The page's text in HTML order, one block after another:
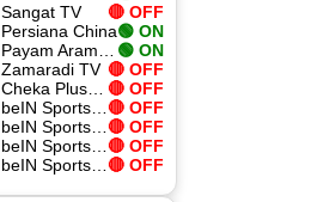
Sangat TV
🔴 OFF
Persiana China🟢 ON
🟢 ON
Zamaradi TV 🔴 OFF
Cheka Plus TV
🔴 OFF
beIN Sports Xtra 8 🔴 OFF
beIN Sports Xtra 1 HD 🔴 OFF
beIN Sports Xtra 9 🔴 OFF
beIN Sports HD 🔴 OFF